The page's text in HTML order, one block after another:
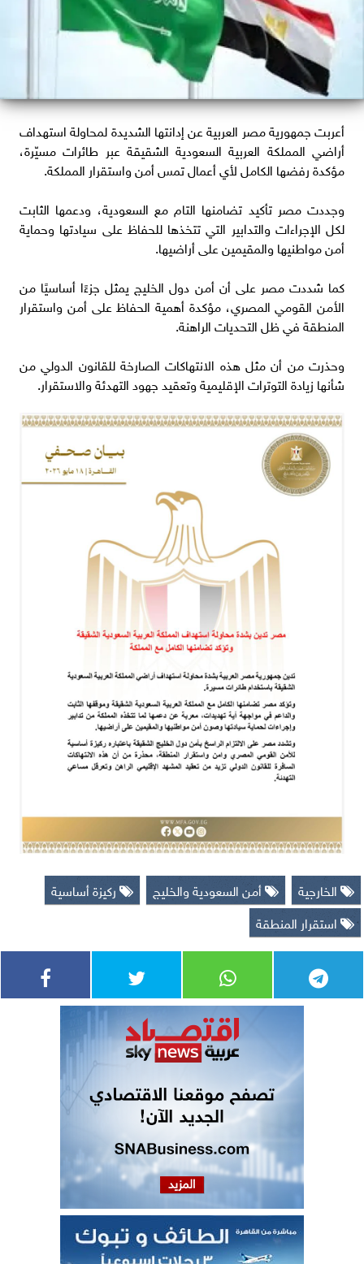
أعربت جمهورية مصر العربية عن إدانتها الشديدة لمحاولة استهداف
أراضي المملكة العربية السعودية الشقيقة عبر طائرات مسيّرة،
مؤكدة رفضها الكامل لأي أعمال تمس أمن واستقرار المملكة.
وجددت مصر تأكيد تضامنها التام مع السعودية، ودعمها الثابت
لكل الإجراءات والتدابير التي تتخذها للحفاظ على سيادتها وحماية
أمن مواطنيها والمقيمين على أراضيها.
كما شددت مصر على أن أمن دول الخليج يمثل جزءًا أساسيًا من
الأمن القومي المصري، مؤكدة أهمية الحفاظ على أمن واستقرار
المنطقة في ظل التحديات الراهنة.
وحذرت من أن مثل هذه الانتهاكات الصارخة للقانون الدولي من
شأنها زيادة التوترات الإقليمية وتعقيد جهود التهدئة والاستقرار.
الخارجية أمن السعودية والخليج
ركيزة أساسية
استقرار المنطقة